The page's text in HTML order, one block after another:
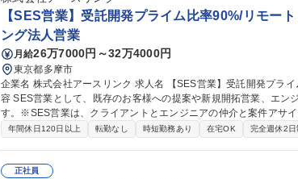
【SES営業】受託開発プライム比率90%/リモー
ング法人営業
月給26万7000円～32万4000円
東京都多摩市
企業名 株式会社アースリンク 求人名 【SES営業】受託開発プライム比率90%/リモート◎/残業20H以下 仕事の内
容 SES営業として、既存のお客様への提案や新規開拓営業、エン
す。※SES営業は、クライアントとエンジニアの仲介と案件アサ
【詳細】まず、参画するプロジェクトが決まっていないエンジニ
だきます。【変更の範囲：当社業務全般】 募集職種 【SES営業】受託開発プライム比率90%/リモート◎/残業20
年間休日120日以上 転勤なし 時短勤務あり 在宅OK 完全週休2日
正社員